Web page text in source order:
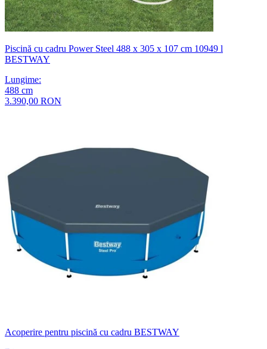
Piscină cu cadru Power Steel 488 x 305 x 107 cm 10949 l
BESTWAY
Lungime:
488 cm
3.390,00 RON
Acoperire pentru piscină cu cadru BESTWAY